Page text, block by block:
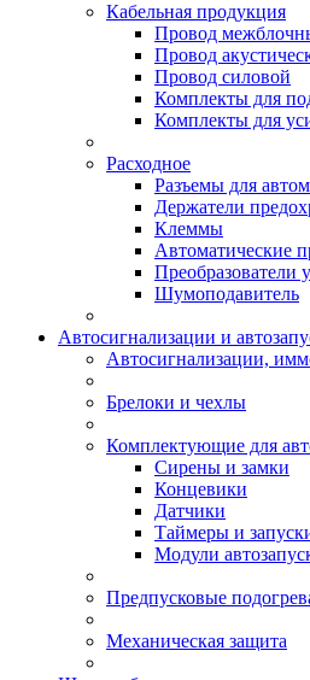
Кабельная продукция
Провод
Провод
Провод силовой
Комплекты для
Комплекты для
Расходное
Разъемы для
Держатели
Клеммы
Автоматические
Преобразователи
Шумоподавитель
Автосигнализации и
Автосигнализации,
Брелоки и чехлы
Комплектующие для
Сирены и замки
Концевики
Датчики
Таймеры и
Модули
Предпусковые
Механическая защита